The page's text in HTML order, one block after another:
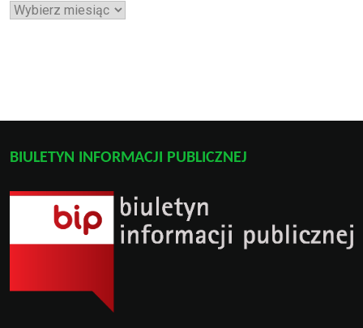
Archiwa
BIULETYN INFORMACJI PUBLICZNEJ